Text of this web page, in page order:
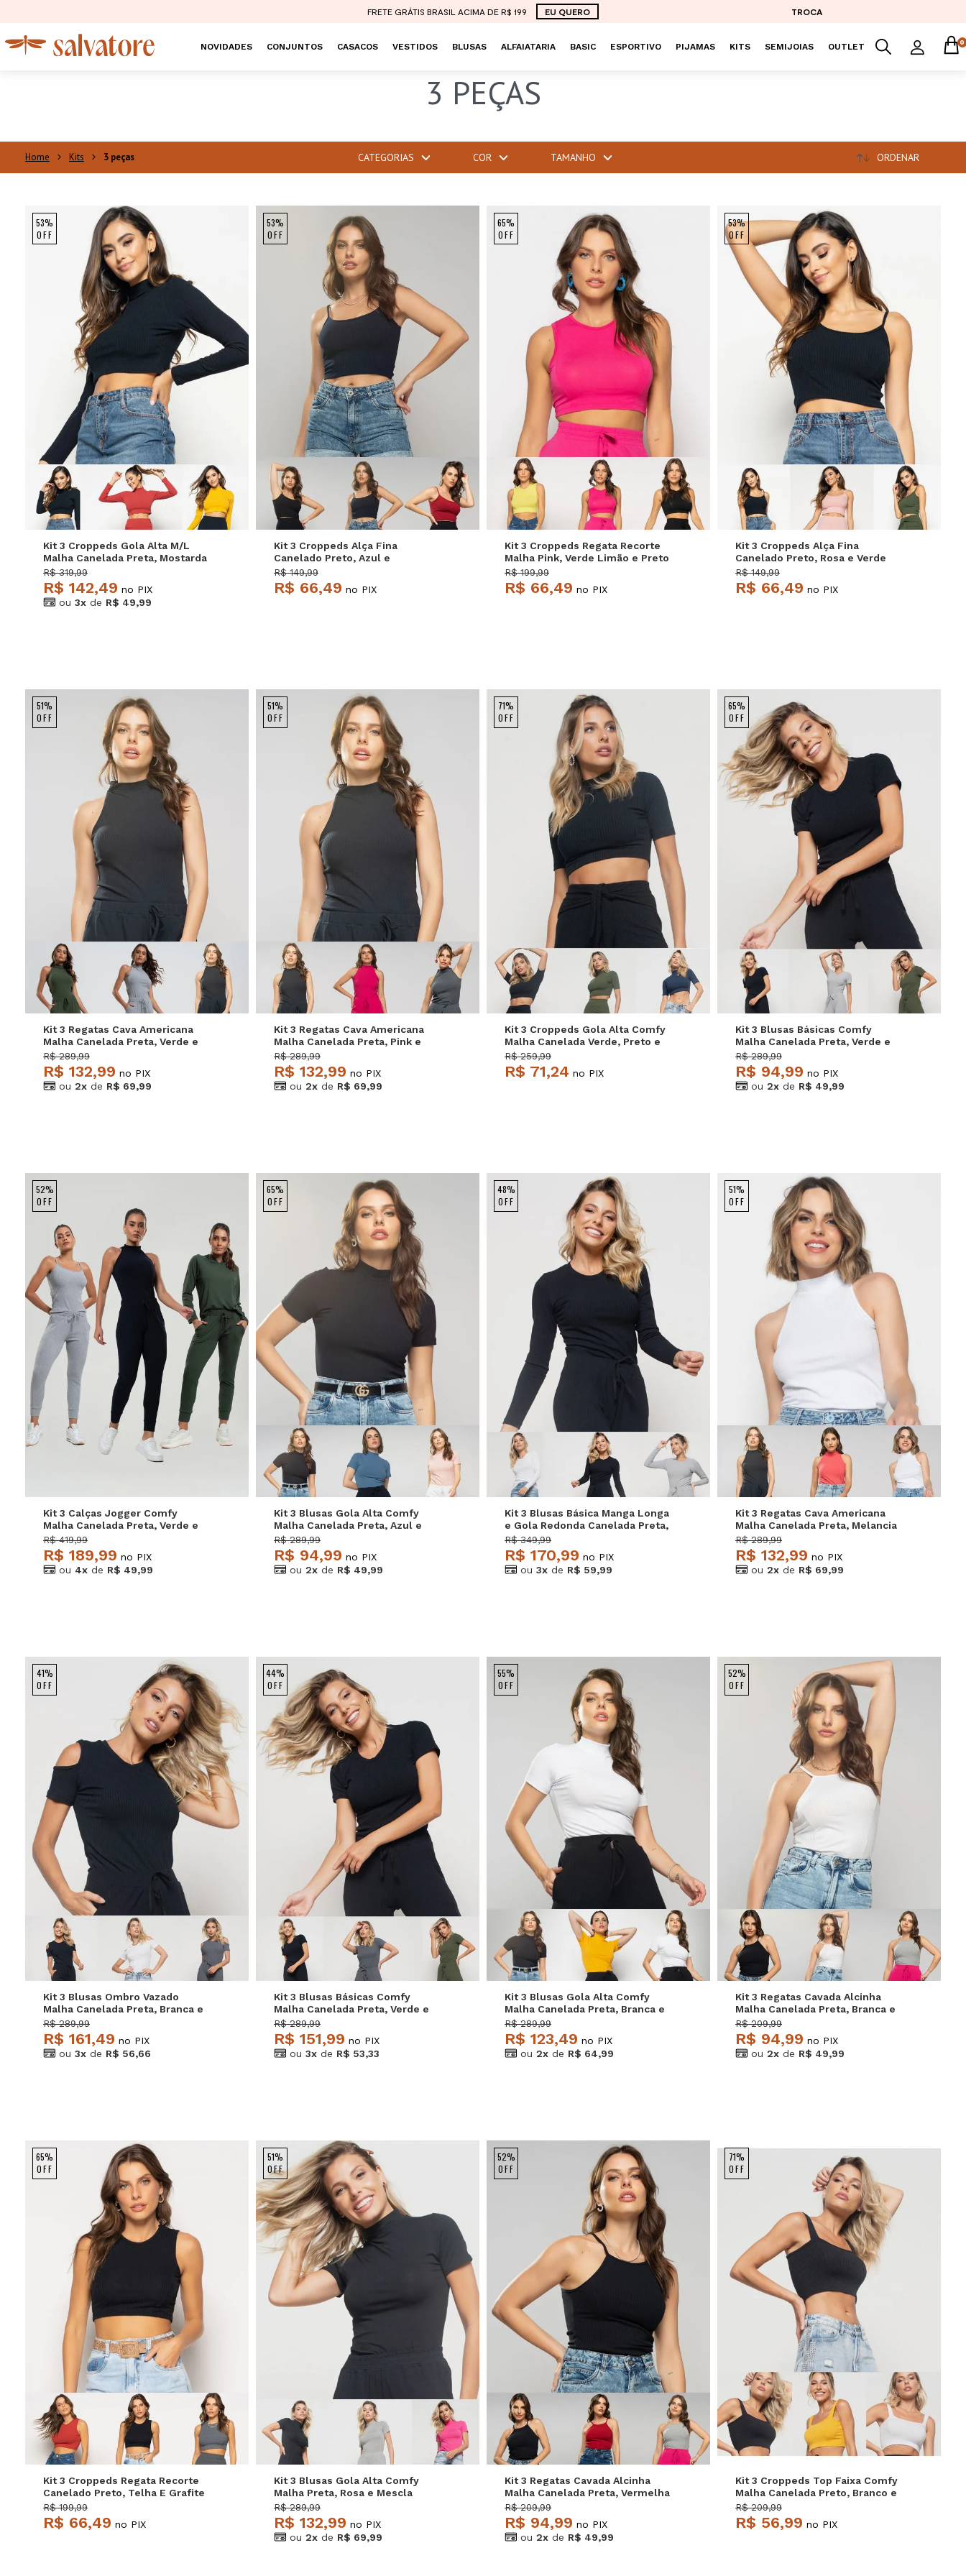
FRETE GRÁTIS BRASIL ACIMA DE R$ 199 EU QUERO TROCA
NOVIDADES CONJUNTOS CASACOS VESTIDOS BLUSAS ALFAIATARIA BASIC ESPORTIVO PIJAMAS KITS SEMIJOIAS OUTLET 0
3 PEÇAS
Kits 3 peças CATEGORIAS COR TAMANHO ORDENAR
53%
OFF
P M G
Kit 3 Croppeds Gola Alta M/L
Malha Canelada Preta, Mostarda
e Terracota Salvatore
R$ 319,99
R$ 142,49 no PIX
ou 3x de R$ 49,99
53%
OFF
P M G
Kit 3 Croppeds Alça Fina
Canelado Preto, Azul e
Vermelho Salvatore
R$ 149,99
R$ 66,49 no PIX
65%
OFF
P M G
Kit 3 Croppeds Regata Recorte
Malha Pink, Verde Limão e Preto
Salvatore
R$ 199,99
R$ 66,49 no PIX
53%
OFF
P M G
Kit 3 Croppeds Alça Fina
Canelado Preto, Rosa e Verde
Salvatore
R$ 149,99
R$ 66,49 no PIX
51%
OFF
P M G
Kit 3 Regatas Cava Americana
Malha Canelada Preta, Verde e
Mescla Salvatore
R$ 289,99
R$ 132,99 no PIX
ou 2x de R$ 69,99
51%
OFF
P M G
Kit 3 Regatas Cava Americana
Malha Canelada Preta, Pink e
Grafite Salvatore
R$ 289,99
R$ 132,99 no PIX
ou 2x de R$ 69,99
71%
OFF
Kit 3 Croppeds Gola Alta Comfy
Malha Canelada Verde, Preto e
Azul Salvatore
R$ 259,99
R$ 71,24 no PIX
65%
OFF
G
Kit 3 Blusas Básicas Comfy
Malha Canelada Preta, Verde e
Mescla Salvatore
R$ 289,99
R$ 94,99 no PIX
ou 2x de R$ 49,99
52%
OFF
Kit 3 Calças Jogger Comfy
Malha Canelada Preta, Verde e
Mescla Salvatore
R$ 419,99
R$ 189,99 no PIX
ou 4x de R$ 49,99
65%
OFF
P M G
Kit 3 Blusas Gola Alta Comfy
Malha Canelada Preta, Azul e
Rosa Salvatore
R$ 289,99
R$ 94,99 no PIX
ou 2x de R$ 49,99
48%
OFF
Kit 3 Blusas Básica Manga Longa
e Gola Redonda Canelada Preta,
Branca e Mescla Salvatore
R$ 349,99
R$ 170,99 no PIX
ou 3x de R$ 59,99
51%
OFF
P M G
Kit 3 Regatas Cava Americana
Malha Canelada Preta, Melancia
e Branca Salvatore
R$ 289,99
R$ 132,99 no PIX
ou 2x de R$ 69,99
41%
OFF
P
Kit 3 Blusas Ombro Vazado
Malha Canelada Preta, Branca e
Grafite Salvatore
R$ 289,99
R$ 161,49 no PIX
ou 3x de R$ 56,66
44%
OFF
G
Kit 3 Blusas Básicas Comfy
Malha Canelada Preta, Verde e
Grafite Salvatore
R$ 289,99
R$ 151,99 no PIX
ou 3x de R$ 53,33
55%
OFF
P M G
Kit 3 Blusas Gola Alta Comfy
Malha Canelada Preta, Branca e
Mostarda Salvatore
R$ 289,99
R$ 123,49 no PIX
ou 2x de R$ 64,99
52%
OFF
P M G
Kit 3 Regatas Cavada Alcinha
Malha Canelada Preta, Branca e
Mescla Salvatore
R$ 209,99
R$ 94,99 no PIX
ou 2x de R$ 49,99
65%
OFF
P M G
Kit 3 Croppeds Regata Recorte
Canelado Preto, Telha E Grafite
Salvatore
R$ 199,99
R$ 66,49 no PIX
51%
OFF
P
Kit 3 Blusas Gola Alta Comfy
Malha Preta, Rosa e Mescla
Salvatore
R$ 289,99
R$ 132,99 no PIX
ou 2x de R$ 69,99
52%
OFF
P M G
Kit 3 Regatas Cavada Alcinha
Malha Canelada Preta, Vermelha
e Mescla Salvatore
R$ 209,99
R$ 94,99 no PIX
ou 2x de R$ 49,99
71%
OFF
M
Kit 3 Croppeds Top Faixa Comfy
Malha Canelada Preto, Branco e
Mostarda Salvatore
R$ 209,99
R$ 56,99 no PIX